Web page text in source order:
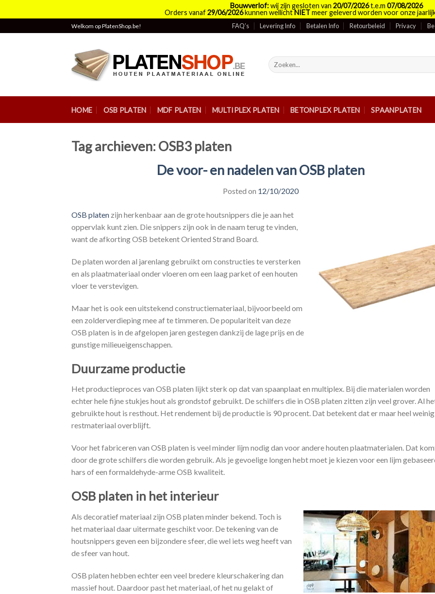
Bouwverlof:wij zijn gesloten van 20/07/2026t.e.m 07/08/2026
Orders vanaf29/06/2026kunnen wellichtNIETmeer geleverd worden voor onze
to
Welkom op PlatenShop.be! FAQ’s Levering Info Betalen Info Retourbeleid Privacy
Zoeken
naar:
HOME OSB PLATEN MDF PLATEN MULTIPLEX PLATEN BETONPLEX PLATEN SPAANPLATEN
Tag archieven: OSB3 platen
De voor- en nadelen van OSB platen
Posted on 12/10/2020
OSB platen zijn herkenbaar aan de grote houtsnippers die je aan het
oppervlak kunt zien. Die snippers zijn ook in de naam terug te vinden,
want de afkorting OSB betekent Oriented Strand Board.
De platen worden al jarenlang gebruikt om constructies te versterken
en als plaatmateriaal onder vloeren om een laag parket of een houten
vloer te verstevigen.
Maar het is ook een uitstekend constructiemateriaal, bijvoorbeeld om
een zolderverdieping mee af te timmeren. De populariteit van deze
OSB platen is in de afgelopen jaren gestegen dankzij de lage prijs en de
gunstige milieueigenschappen.
Duurzame productie
Het productieproces van OSB platen lijkt sterk op dat van spaanplaat en multiplex. Bij die materialen worden
echter hele fijne stukjes hout als grondstof gebruikt. De schilfers die in OSB platen zitten zijn veel grover. Al
gebruikte hout is resthout. Het rendement bij de productie is 90 procent. Dat betekent dat er maar heel weinig
restmateriaal overblijft.
Voor het fabriceren van OSB platen is veel minder lijm nodig dan voor andere houten plaatmaterialen. Dat
door de grote schilfers die worden gebruik. Als je gevoelige longen hebt moet je kiezen voor een lijm
hars of een formaldehyde-arme OSB kwaliteit.
OSB platen in het interieur
Als decoratief materiaal zijn OSB platen minder bekend. Toch is
het materiaal daar uitermate geschikt voor. De tekening van de
houtsnippers geven een bijzondere sfeer, die wel iets weg heeft van
de sfeer van hout.
OSB platen hebben echter een veel bredere kleurschakering dan
massief hout. Daardoor past het materiaal, of het nu gelakt of